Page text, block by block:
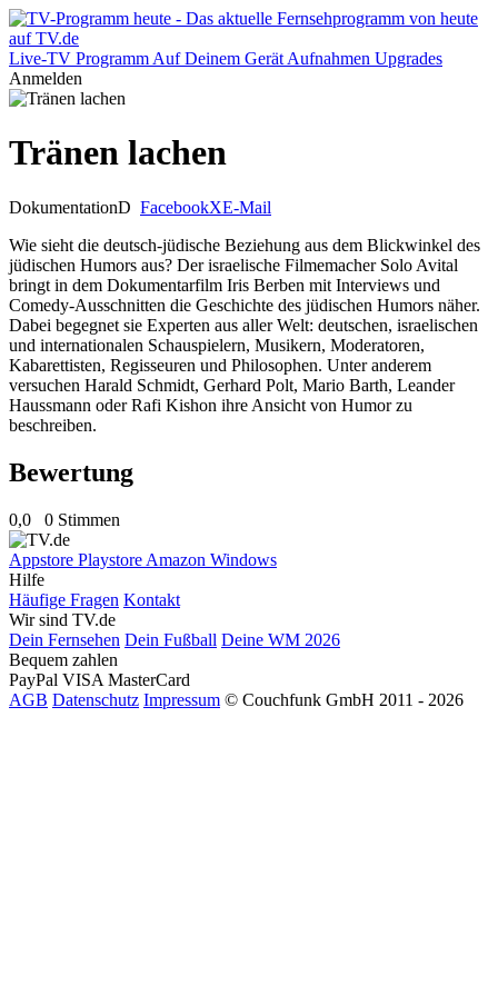
Live-TV Programm Auf Deinem Gerät Aufnahmen Upgrades
Anmelden
Tränen lachen
DokumentationD FacebookXE-Mail
Wie sieht die deutsch-jüdische Beziehung aus dem Blickwinkel des
jüdischen Humors aus? Der israelische Filmemacher Solo Avital
bringt in dem Dokumentarfilm Iris Berben mit Interviews und
Comedy-Ausschnitten die Geschichte des jüdischen Humors näher.
Dabei begegnet sie Experten aus aller Welt: deutschen, israelischen
und internationalen Schauspielern, Musikern, Moderatoren,
Kabarettisten, Regisseuren und Philosophen. Unter anderem
versuchen Harald Schmidt, Gerhard Polt, Mario Barth, Leander
Haussmann oder Rafi Kishon ihre Ansicht von Humor zu
beschreiben.
Bewertung
0,0 0 Stimmen
Appstore Playstore Amazon Windows
Hilfe
Häufige Fragen Kontakt
Wir sind TV.de
Dein Fernsehen Dein Fußball Deine WM 2026
Bequem zahlen
PayPal VISA MasterCard
AGB Datenschutz Impressum © Couchfunk GmbH 2011 - 2026